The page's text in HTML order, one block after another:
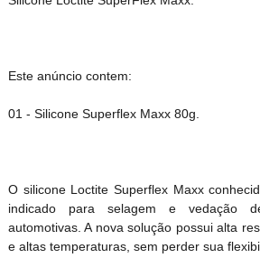
Este anúncio contem:
01 - Silicone Superflex Maxx 80g.
O silicone Loctite Superflex Maxx
indicado para selagem e vedação
automotivas. A nova solução possui alta
e altas temperaturas, sem perder sua